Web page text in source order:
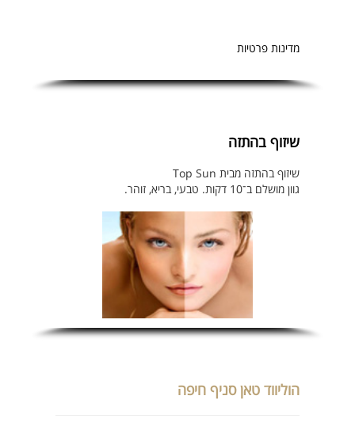
מדינות פרטיות
שיזוף בהתזה
שיזוף בהתזה מבית Top Sun
גוון מושלם ב־10 דקות. טבעי, בריא, זוהר.
הוליווד טאן סניף חיפה